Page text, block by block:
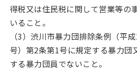
得税又は住民税に関して営業等の
いること。
（3）渋川市暴力団排除条例（平
号）第2条第1号に規定する暴力団
する暴力団員でないこと。